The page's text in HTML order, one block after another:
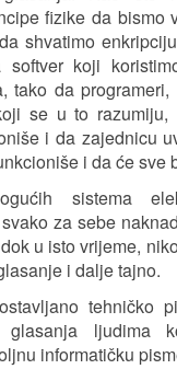
fizike da bismo
shvatimo
koji
tako da
se u to razumiju,
i da zajednicu
i da će sve
sistema
za sebe
u isto vrijeme,
i dalje tajno.
tehničko
glasanja ljudima
informatičku